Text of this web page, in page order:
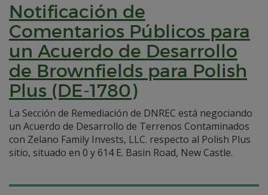
Notificación de
Comentarios Públicos para
un Acuerdo de Desarrollo
de Brownfields para Polish
Plus (DE-1780)
La Sección de Remediación de DNREC está negociando
un Acuerdo de Desarrollo de Terrenos Contaminados
con Zelano Family Invests, LLC. respecto al Polish Plus
sitio, situado en 0 y 614 E. Basin Road, New Castle.